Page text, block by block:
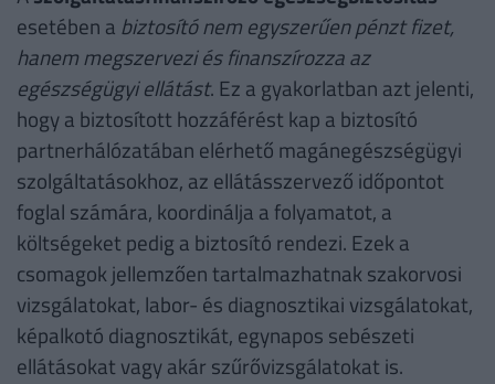
esetében a biztosító nem egyszerűen pénzt fizet,
hanem megszervezi és finanszírozza az
egészségügyi ellátást. Ez a gyakorlatban azt jelenti,
hogy a biztosított hozzáférést kap a biztosító
partnerhálózatában elérhető magánegészségügyi
szolgáltatásokhoz, az ellátásszervező időpontot
foglal számára, koordinálja a folyamatot, a
költségeket pedig a biztosító rendezi. Ezek a
csomagok jellemzően tartalmazhatnak szakorvosi
vizsgálatokat, labor- és diagnosztikai vizsgálatokat,
képalkotó diagnosztikát, egynapos sebészeti
ellátásokat vagy akár szűrővizsgálatokat is.